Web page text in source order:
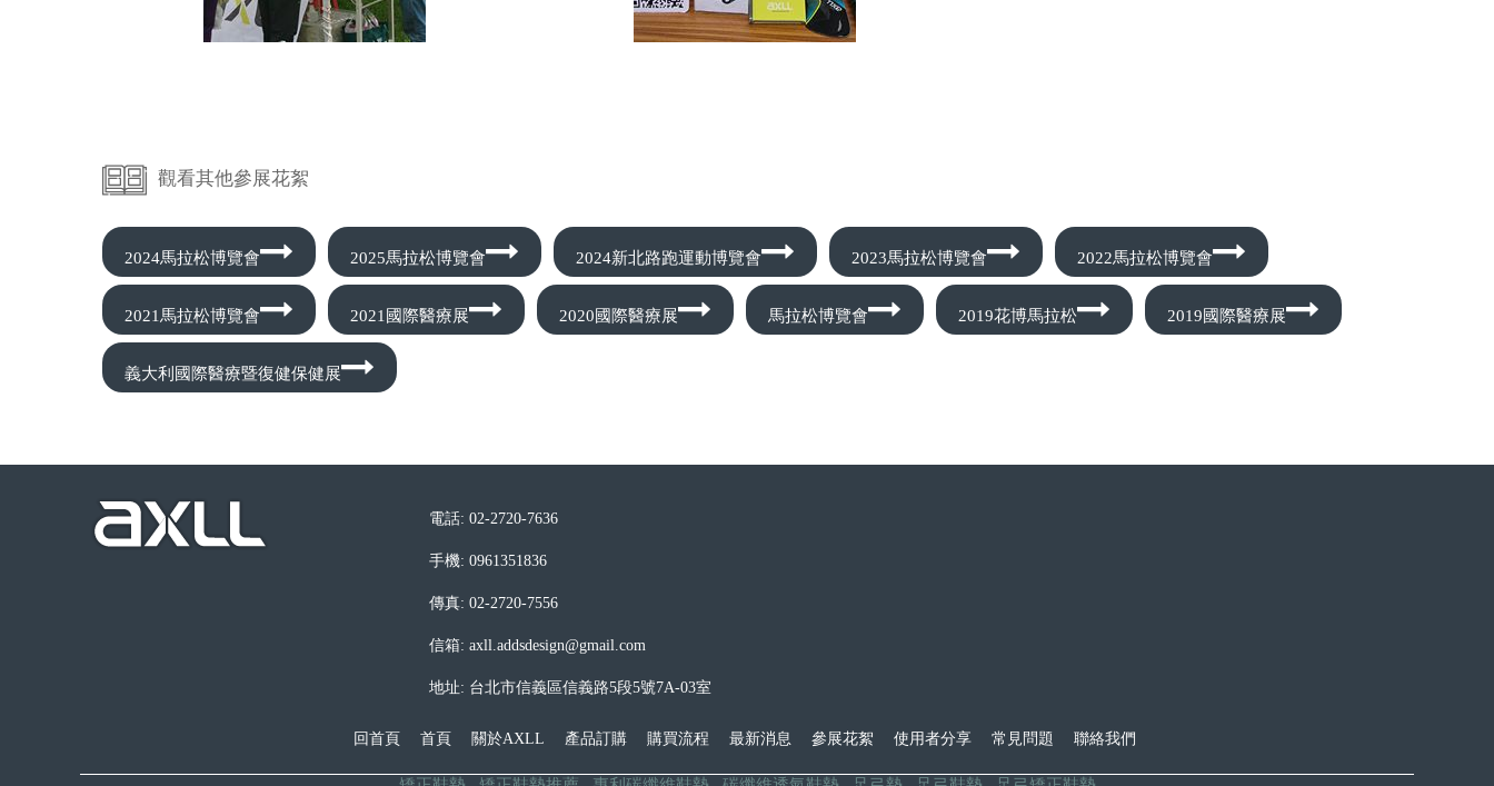
觀看其他參展花絮
2024馬拉松博覽會 2025馬拉松博覽會 2024新北路跑運動博覽會 2023馬拉松博覽會 2022馬拉松博覽會
2021馬拉松博覽會 2021國際醫療展 2020國際醫療展 馬拉松博覽會 2019花博馬拉松 2019國際醫療展
義大利國際醫療暨復健保健展
電話: 02-2720-7636
手機: 0961351836
傳真: 02-2720-7556
信箱: axll.addsdesign@gmail.com
地址: 台北市信義區信義路5段5號7A-03室
回首頁 首頁 關於AXLL 產品訂購 購買流程 最新消息 參展花絮 使用者分享 常見問題 聯絡我們